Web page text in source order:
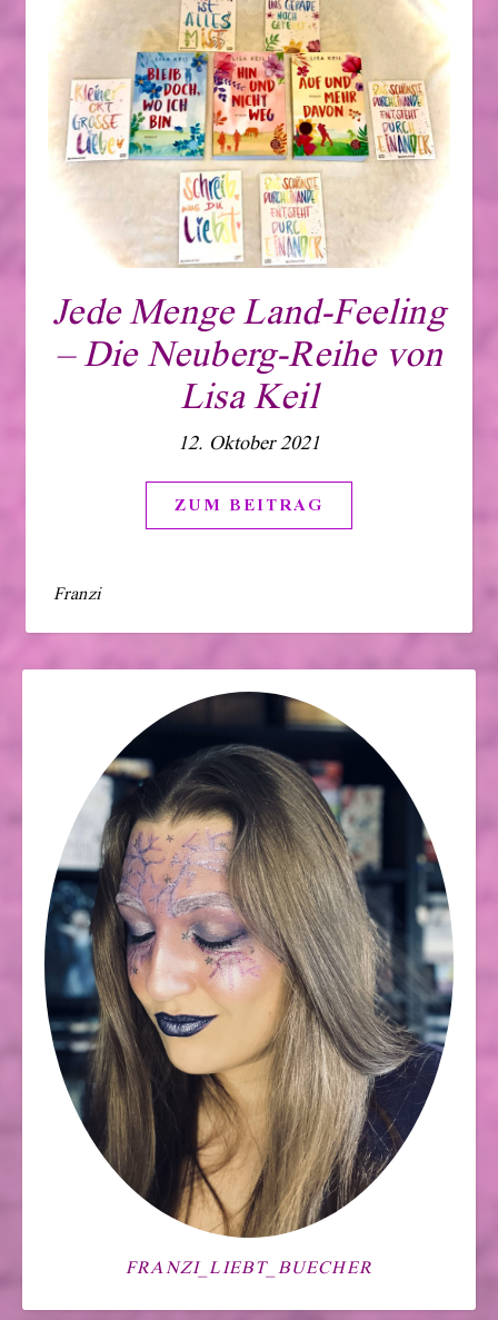
Jede Menge Land-Feeling
– Die Neuberg-Reihe von
Lisa Keil
12. Oktober 2021
ZUM BEITRAG
Franzi
FRANZI_LIEBT_BUECHER